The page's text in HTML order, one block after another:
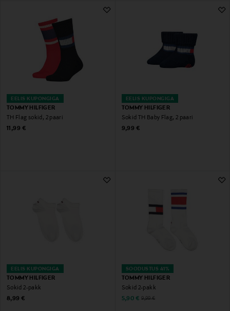
EELIS KUPONGIGA
TOMMY HILFIGER
TH Flag sokid, 2 paari
Original Price
11,99 €
EELIS KUPONGIGA
TOMMY HILFIGER
Sokid TH Baby Flag, 2 paari
Original Price
9,99 €
EELIS KUPONGIGA
TOMMY HILFIGER
Sokid 2-pakk
Original Price
8,99 €
SOODUSTUS 41%
TOMMY HILFIGER
Sokid 2-pakk
Discounted Price
5,90 € Original Price
9,99 €